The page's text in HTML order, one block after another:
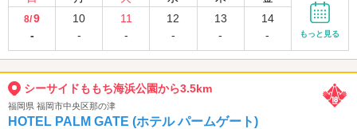
8/9
-
10
-
11
-
12
-
13
-
14
-
もっと見る
シーサイドももち海浜公園から3.5km
福岡県 福岡市中央区那の津
HOTEL PALM GATE (ホテル パームゲート)